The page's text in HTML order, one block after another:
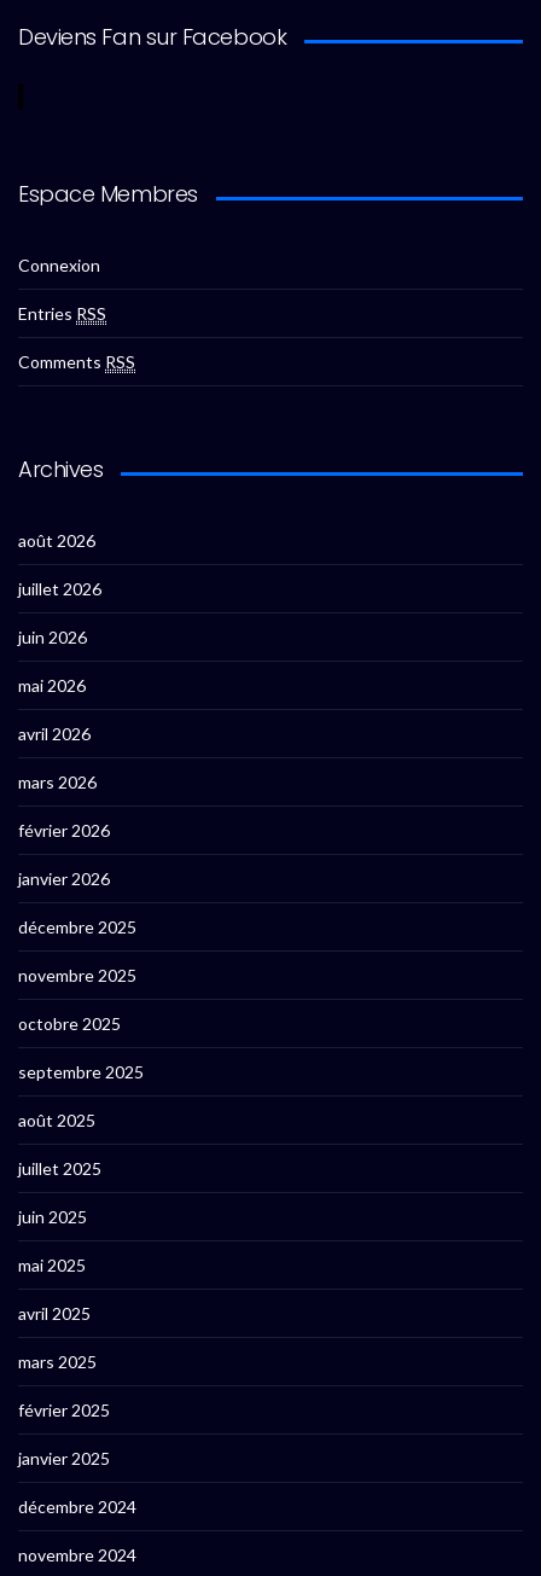
Deviens Fan sur Facebook
Espace Membres
Connexion
Entries RSS
Comments RSS
Archives
août 2026
juillet 2026
juin 2026
mai 2026
avril 2026
mars 2026
février 2026
janvier 2026
décembre 2025
novembre 2025
octobre 2025
septembre 2025
août 2025
juillet 2025
juin 2025
mai 2025
avril 2025
mars 2025
février 2025
janvier 2025
décembre 2024
novembre 2024